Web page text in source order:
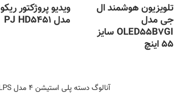
تلویزیون هوشمند ال
جی مدل
OLED55B7GI سایز
55 اینچ
ویدیو پروژکتور ریکو
مدل PJ HD5451
آنالوگ دسته پلی استیشن 4 مدل ALPS